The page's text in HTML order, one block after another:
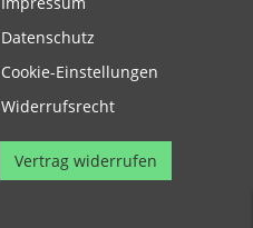
Datenschutz
Cookie-Einstellungen
Widerrufsrecht
Vertrag widerrufen